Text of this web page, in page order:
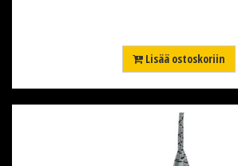
Lisää ostoskoriin